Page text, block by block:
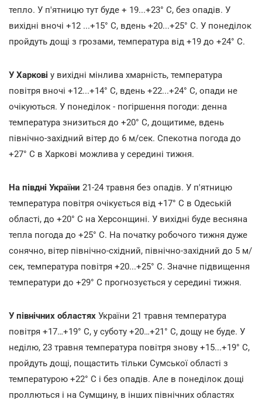
тепло. У п'ятницю тут буде + 19...+23° С, без опадів. У
вихідні вночі +12 ...+15° С, вдень +20...+25° С. У понеділок
пройдуть дощі з грозами, температура від +19 до +24° С.
У Харкові у вихідні мінлива хмарність, температура
повітря вночі +12...+14° С, вдень +22...+24° С, опади не
очікуються. У понеділок - погіршення погоди: денна
температура знизиться до +20° С, дощитиме, вдень
північно-західний вітер до 6 м/сек. Спекотна погода до
+27° С в Харкові можлива у середині тижня.
На півдні України 21-24 травня без опадів. У п'ятницю
температура повітря очікується від +17° С в Одеській
області, до +20° С на Херсонщині. У вихідні буде весняна
тепла погода до +25° С. На початку робочого тижня дуже
сонячно, вітер північно-східний, північно-західний до 5 м/
сек, температура повітря +20...+25° С. Значне підвищення
температури до +29° С прогнозується у середині тижня.
У північних областях України 21 травня температура
повітря +17…+19° С, у суботу +20…+21° С, дощу не буде. У
неділю, 23 травня температура повітря знову +15...+19° С,
пройдуть дощі, пощастить тільки Сумської області з
температурою +22° С і без опадів. Але в понеділок дощі
проллються і на Сумщину, в інших північних областях